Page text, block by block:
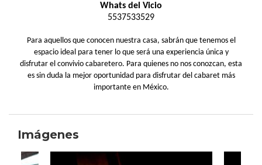
Whats del Vicio
5537533529
Para aquellos que conocen nuestra casa, sabrán que tenemos el
espacio ideal para tener lo que será una experiencia única y
disfrutar el convivio cabaretero. Para quienes no nos conozcan, esta
es sin duda la mejor oportunidad para disfrutar del cabaret más
importante en México.
Imágenes